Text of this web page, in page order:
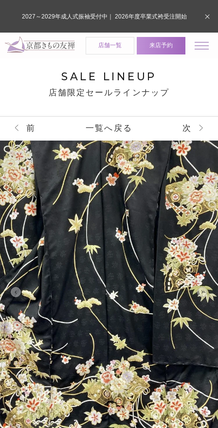
店舗一覧 来店予約
SALE LINEUP
店舗限定セールラインナップ
前 一覧へ戻る 次
2027～2029年成人式振袖受付中｜ 2026年度卒業式袴受注開始